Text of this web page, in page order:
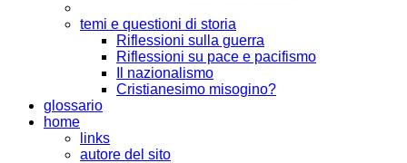
temi e questioni di storia
Riflessioni sulla guerra
Riflessioni su pace e pacifismo
Il nazionalismo
Cristianesimo misogino?
glossario
home
links
autore del sito